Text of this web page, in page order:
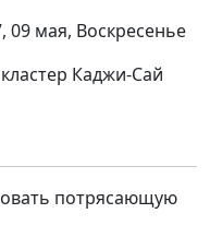
09 мая, Воскресенье
Каджи-Сай
потрясающую